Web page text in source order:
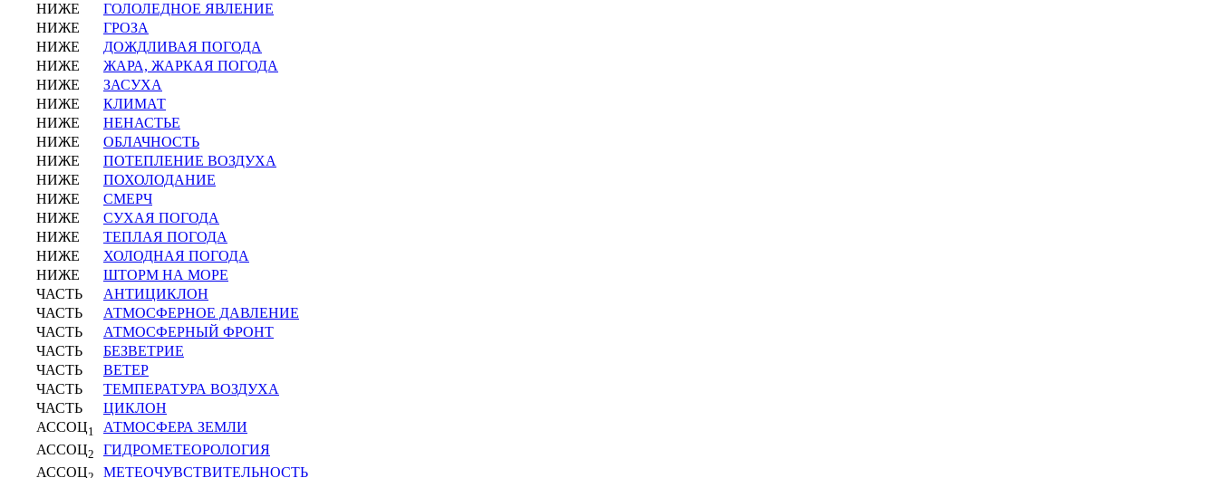
НИЖЕ
ГОЛОЛЕДНОЕ ЯВЛЕНИЕ
НИЖЕ
ГРОЗА
НИЖЕ
ДОЖДЛИВАЯ ПОГОДА
НИЖЕ
ЖАРА, ЖАРКАЯ ПОГОДА
НИЖЕ
ЗАСУХА
НИЖЕ
КЛИМАТ
НИЖЕ
НЕНАСТЬЕ
НИЖЕ
ОБЛАЧНОСТЬ
НИЖЕ
ПОТЕПЛЕНИЕ ВОЗДУХА
НИЖЕ
ПОХОЛОДАНИЕ
НИЖЕ
СМЕРЧ
НИЖЕ
СУХАЯ ПОГОДА
НИЖЕ
ТЕПЛАЯ ПОГОДА
НИЖЕ
ХОЛОДНАЯ ПОГОДА
НИЖЕ
ШТОРМ НА МОРЕ
ЧАСТЬ
АНТИЦИКЛОН
ЧАСТЬ
АТМОСФЕРНОЕ ДАВЛЕНИЕ
ЧАСТЬ
АТМОСФЕРНЫЙ ФРОНТ
ЧАСТЬ
БЕЗВЕТРИЕ
ЧАСТЬ
ВЕТЕР
ЧАСТЬ
ТЕМПЕРАТУРА ВОЗДУХА
ЧАСТЬ
ЦИКЛОН
АССОЦ1
АТМОСФЕРА ЗЕМЛИ
АССОЦ2
ГИДРОМЕТЕОРОЛОГИЯ
АССОЦ
МЕТЕОЧУВСТВИТЕЛЬНОСТЬ